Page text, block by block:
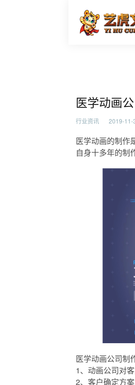
医学动
医学动画
行业资讯 2019-11-
医学动画的制作
自身十多年的制
医学动画公司制
1、动画公司对
2、客户确定方